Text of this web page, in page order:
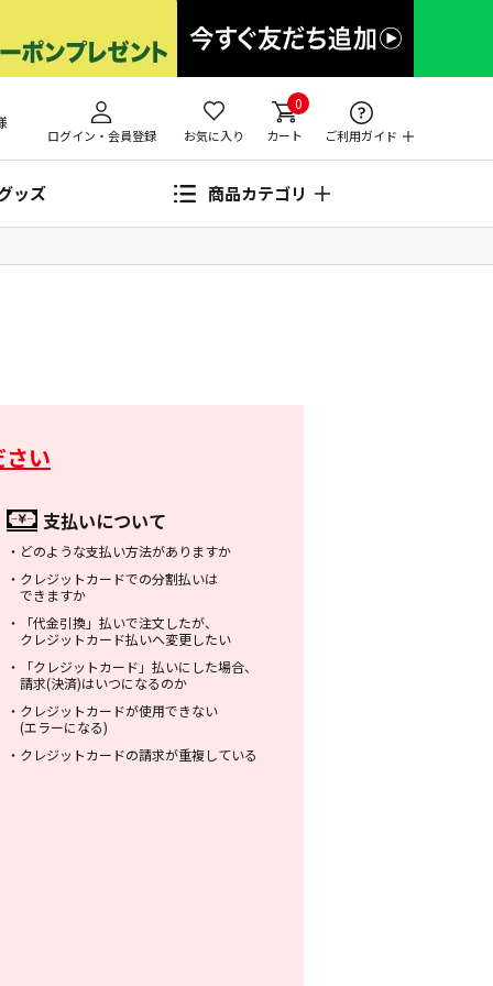
ログイン・会員登録 お気に入り
0
カート ご利用ガイド
ッズ 商品カテゴリ
い
支払いについて
・ どのような支払い方法がありますか
・ クレジットカードでの分割払いは
できますか
・
「代金引換」払いで注文したが、
クレジットカード払いへ変更したい
・
「クレジットカード」払いにした場合、
請求(決済)はいつになるのか
・ クレジットカードが使用できない
(エラーになる)
・ クレジットカードの請求が重複している